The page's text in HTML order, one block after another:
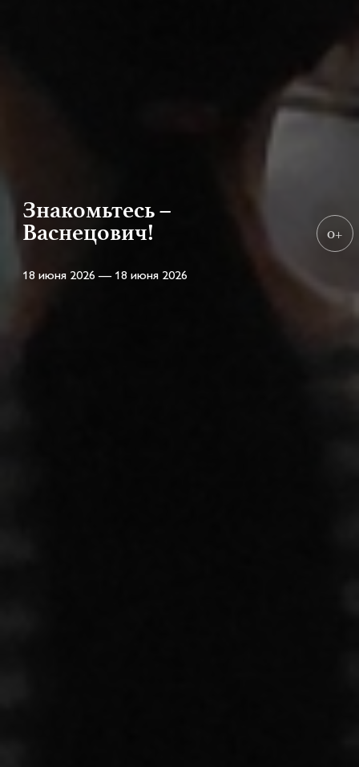
Знакомьтесь –
Васнецович!
18 июня 2026 — 18 июня 2026
0+